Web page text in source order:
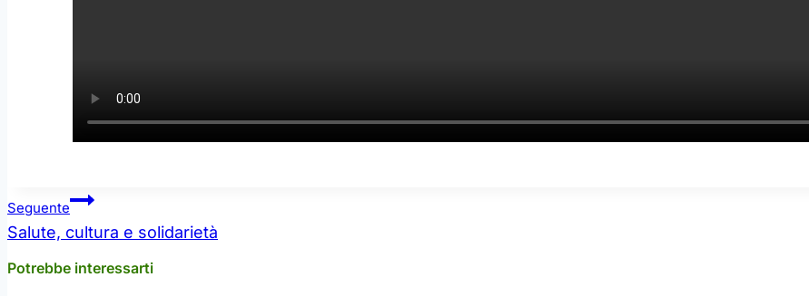
Navigazione
articoli
Seguente
Salute, cultura e solidarietà
Potrebbe interessarti